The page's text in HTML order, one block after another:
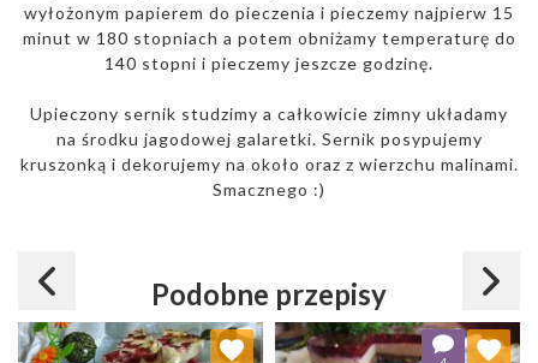
wyłożonym papierem do pieczenia i pieczemy najpierw 15
minut w 180 stopniach a potem obniżamy temperaturę do
140 stopni i pieczemy jeszcze godzinę.
Upieczony sernik studzimy a całkowicie zimny układamy
na środku jagodowej galaretki. Sernik posypujemy
kruszonką i dekorujemy na około oraz z wierzchu malinami.
Smacznego :)
Podobne przepisy
Dodaj do ulubionych Dodaj do ulubionych